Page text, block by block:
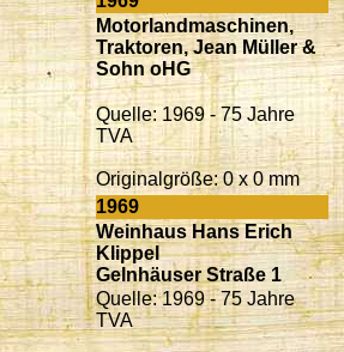
Motorlandmaschinen,
Traktoren, Jean Müller &
Sohn oHG
Quelle: 1969 - 75 Jahre
TVA
Originalgröße: 0 x 0 mm
1969
Weinhaus Hans Erich
Klippel
Gelnhäuser Straße 1
Quelle: 1969 - 75 Jahre
TVA